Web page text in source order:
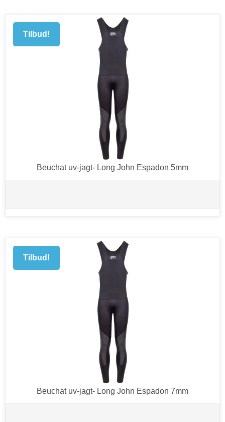
Tilbud!
Beuchat uv-jagt- Long John Espadon 5mm
Tilbud!
Beuchat uv-jagt- Long John Espadon 7mm